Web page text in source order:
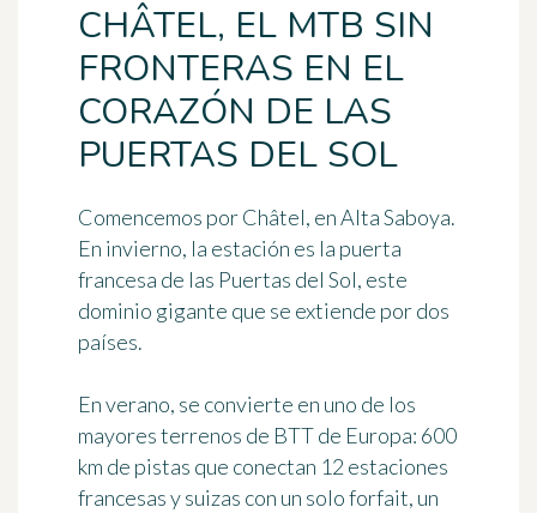
CHÂTEL, EL MTB SIN
FRONTERAS EN EL
CORAZÓN DE LAS
PUERTAS DEL SOL
Comencemos por Châtel, en Alta Saboya.
En invierno, la estación es la puerta
francesa de las Puertas del Sol, este
dominio gigante que se extiende por dos
países.
En verano, se convierte en uno de los
mayores terrenos de BTT de Europa: 600
km de pistas que conectan 12 estaciones
francesas y suizas con un solo forfait, un